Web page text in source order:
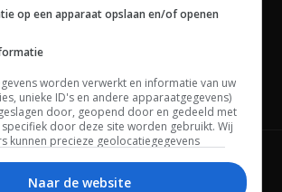
Privacybeleid
op een apparaat opslaan en/of openen
worden verwerkt en informatie van uw
unieke ID's en andere apparaatgegevens)
door, geopend door en gedeeld met
door deze site worden gebruikt. Wij
kunnen precieze geolocatiegegevens
kunnen uw persoonsgegevens
Naar de website